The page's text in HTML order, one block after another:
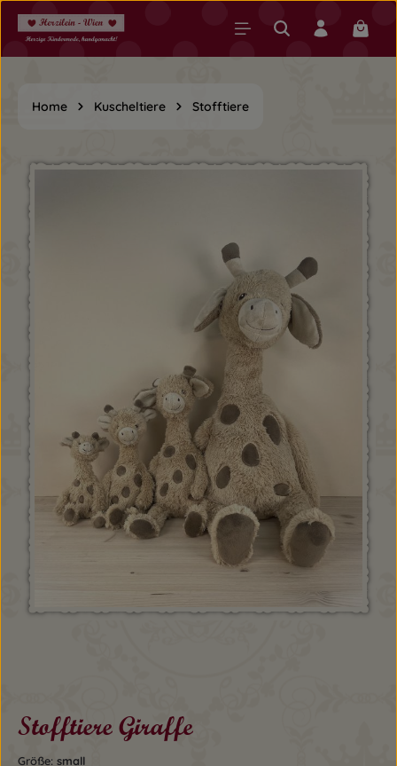
Zum Hauptinhalt springen
Home Kuscheltiere Stofftiere
Bildergalerie überspringen
Stofftiere Giraffe
Größe: small